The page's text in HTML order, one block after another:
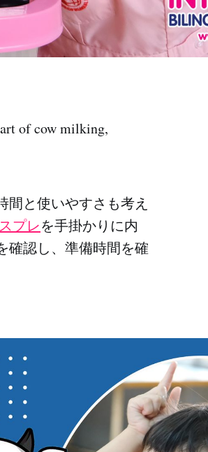
of cow milking,
と使いやすさも考え
プレを手掛かりに内
確認し、準備時間を確